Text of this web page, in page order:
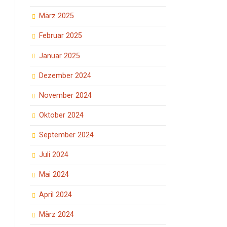
März 2025
Februar 2025
Januar 2025
Dezember 2024
November 2024
Oktober 2024
September 2024
Juli 2024
Mai 2024
April 2024
März 2024